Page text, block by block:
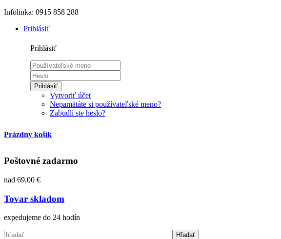
Infolinka: 0915 858 288
Prihlásiť
Prihlásiť
Prihlásiť
Vytvoriť účet
Nepamätáte si používateľské meno?
Zabudli ste heslo?
Prázdny košík
Poštovné zadarmo
nad 69,00 €
Tovar skladom
expedujeme do 24 hodín